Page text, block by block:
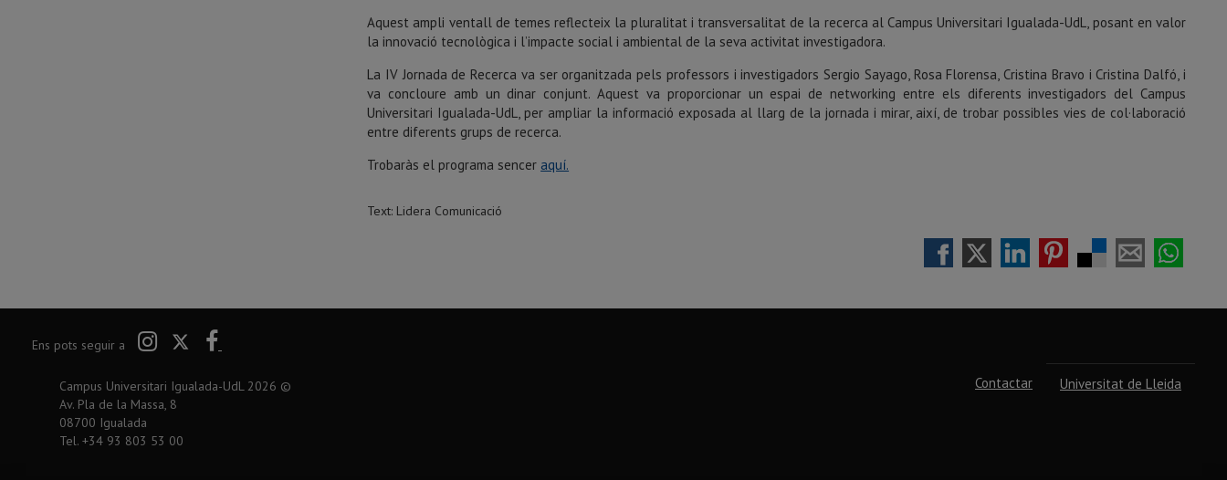
Aquest ampli ventall de temes reflecteix la pluralitat i transversalitat de la recerca al Campus Universitari Igualada-UdL, posant en valor
la innovació tecnològica i l’impacte social i ambiental de la seva activitat investigadora.
La IV Jornada de Recerca va ser organitzada pels professors i investigadors Sergio Sayago, Rosa Florensa, Cristina Bravo i Cristina Dalfó, i
va concloure amb un dinar conjunt. Aquest va proporcionar un espai de networking entre els diferents investigadors del Campus
Universitari Igualada-UdL, per ampliar la informació exposada al llarg de la jornada i mirar, així, de trobar possibles vies de col·laboració
entre diferents grups de recerca.
Trobaràs el programa senceraquí.
Text: Lidera Comunicació
Ens pots seguir a Instagram
Twitter
Campus Universitari Igualada-UdL 2026 ©
Av. Pla de la Massa, 8
08700 Igualada
Tel. +34 93 803 53 00
Contactar Universitat de Lleida